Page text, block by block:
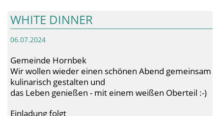
WHITE DINNER
06.07.2024
Gemeinde Hornbek
Wir wollen wieder einen schönen Abend gemeinsam
kulinarisch gestalten und
das Leben genießen - mit einem weißen Oberteil :-)
Einladung folgt